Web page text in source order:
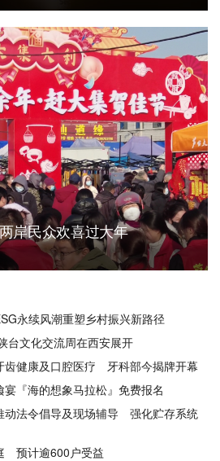
岸民众欢喜过大年
永续风潮重塑乡村振兴新路径
台文化交流周在西安展开
齿健康及口腔医疗 牙科部今揭牌开幕
『海的想象马拉松』免费报名
动法令倡导及现场辅导 强化贮存系统
预计逾600户受益